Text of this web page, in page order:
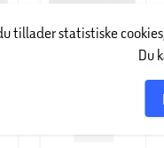
tillader statistiske
Du